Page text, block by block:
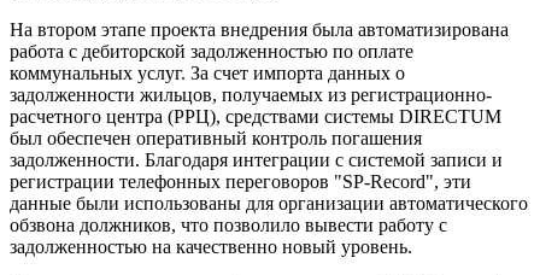
На втором этапе проекта внедрения была автоматизирована
работа с дебиторской задолженностью по оплате
коммунальных услуг. За счет импорта данных о
задолженности жильцов, получаемых из регистрационно-
расчетного центра (РРЦ), средствами системы DIRECTUM
был обеспечен оперативный контроль погашения
задолженности. Благодаря интеграции с системой записи и
регистрации телефонных переговоров "SP-Record", эти
данные были использованы для организации автоматического
обзвона должников, что позволило вывести работу с
задолженностью на качественно новый уровень.